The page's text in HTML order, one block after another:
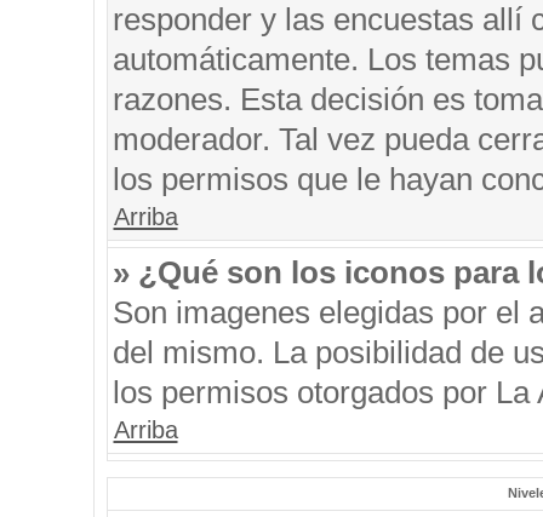
responder y las encuestas allí
automáticamente. Los temas
razones. Esta decisión es
moderador. Tal vez pueda
los permisos que le hayan
Arriba
» ¿Qué son los iconos para
Son imagenes elegidas por el
del mismo. La posibilidad de
los permisos otorgados por La
Arriba